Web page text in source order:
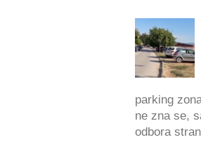
parking
ne zna se,
odbora